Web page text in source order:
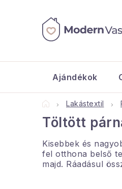
tartalomhoz
Ajándékok
KezdőlapLakástextil
Töltött
Kisebbek és
fel otthona belső
majd. Ráadásul